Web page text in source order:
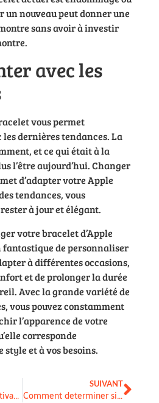
un nouveau peut donner une
sans avoir à investir
avec les
vous permet
les dernières tendances. La
et ce qui était à la
l’être aujourd’hui. Changer
d’adapter votre Apple
tendances, vous
à jour et élégant.
votre bracelet d’Apple
fantastique de personnaliser
à différentes occasions,
et de prolonger la durée
Avec la grande variété de
vous pouvez constamment
l’apparence de votre
corresponde
et à vos besoins.
Quelles solutions activables pour adresser des situations problematiques du quotidien ?
SUIVANT
Comment determiner si un compte bancaire est cloture ?